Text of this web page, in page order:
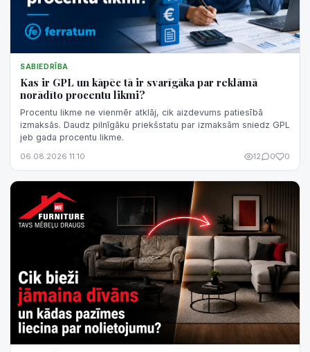
SABIEDRĪBA
Kas ir GPL un kāpēc tā ir svarīgāka par reklāmā
norādīto procentu likmi?
Procentu likme ne vienmēr atklāj, cik aizdevums patiesībā
izmaksās. Daudz pilnīgāku priekšstatu par izmaksām sniedz GPL
jeb gada procentu likme.
06.08.2026 11:10 12 0 0